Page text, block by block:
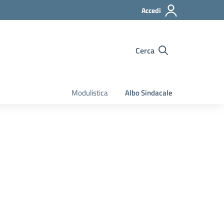
Accedi
Cerca
Modulistica Albo Sindacale